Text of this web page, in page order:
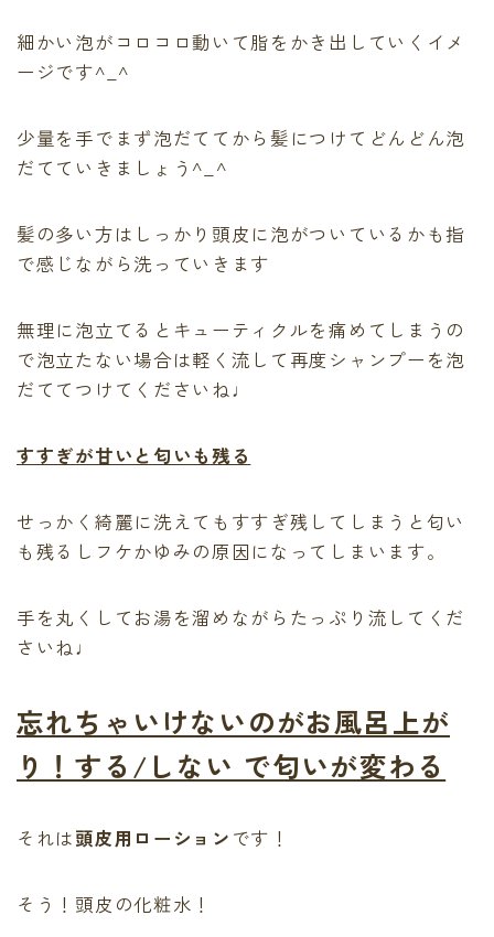
細かい泡がコロコロ動いて脂をかき出していくイメ
ージです^_^
少量を手でまず泡だててから髪につけてどんどん泡
だてていきましょう^_^
髪の多い方はしっかり頭皮に泡がついているかも指
で感じながら洗っていきます
無理に泡立てるとキューティクルを痛めてしまうの
で泡立たない場合は軽く流して再度シャンプーを泡
だててつけてくださいね♩
すすぎが甘いと匂いも残る
せっかく綺麗に洗えてもすすぎ残してしまうと匂い
も残るしフケかゆみの原因になってしまいます。
手を丸くしてお湯を溜めながらたっぷり流してくだ
さいね♩
忘れちゃいけないのがお風呂上が
り！する/しない で匂いが変わる
それは頭皮用ローション です！
そう！頭皮の化粧水！